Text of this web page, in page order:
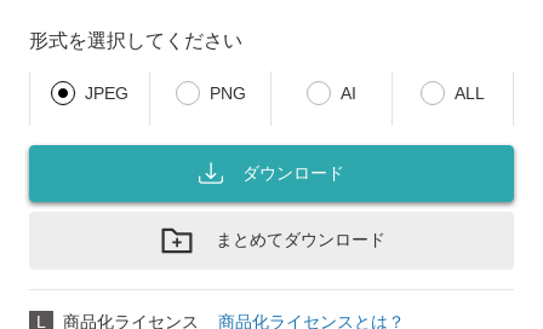
形式を選択してください
JPEG PNG AI ALL
ダウンロード
まとめてダウンロード
L 商品化ライセンス 商品化ライセンスとは？